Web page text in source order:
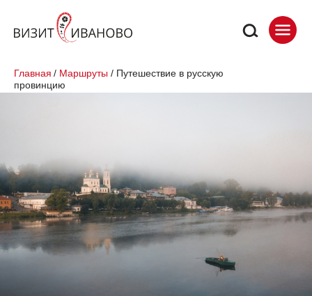
Главная / Маршруты / Путешествие в русскую
провинцию